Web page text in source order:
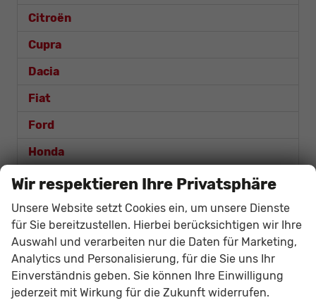
Citroën
Cupra
Dacia
Fiat
Ford
Honda
Hyundai
Kia
Mazda
Mercedes-Benz
Wir respektieren Ihre Privatsphäre
Unsere Website setzt Cookies ein, um unsere Dienste
für Sie bereitzustellen. Hierbei berücksichtigen wir Ihre
Auswahl und verarbeiten nur die Daten für Marketing,
Analytics und Personalisierung, für die Sie uns Ihr
Einverständnis geben. Sie können Ihre Einwilligung
jederzeit mit Wirkung für die Zukunft widerrufen.